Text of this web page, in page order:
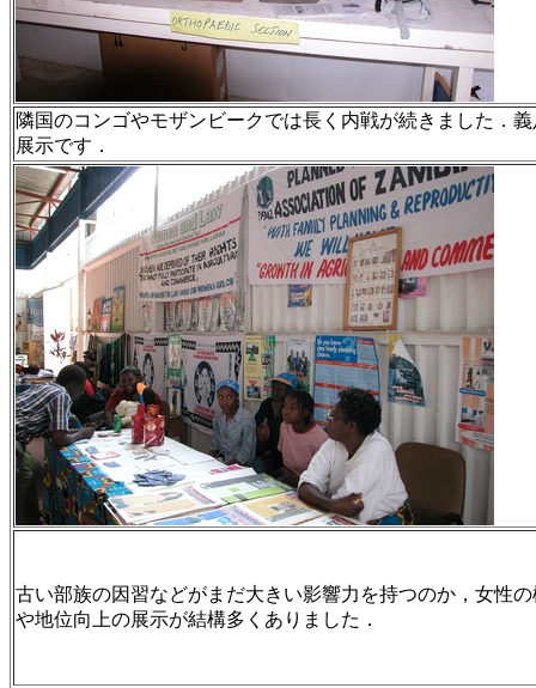
隣国のコンゴやモザンビークでは長く内戦が続きました．
展示です．
古い部族の因習などがまだ大きい影響力を持つのか，女性
や地位向上の展示が結構多くありました．